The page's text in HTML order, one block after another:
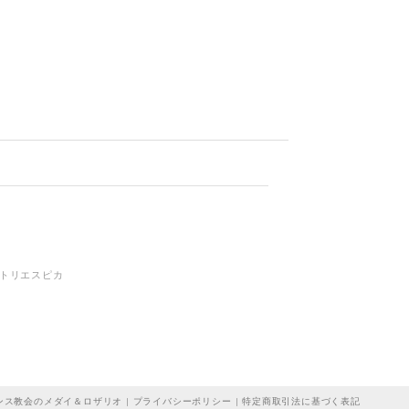
リエスピカ
ス教会のメダイ＆ロザリオ | プライバシーポリシー |特定商取引法に基づく表記